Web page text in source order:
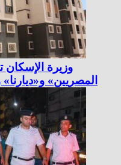
وزيرة
المصريين» و«ديارنا»